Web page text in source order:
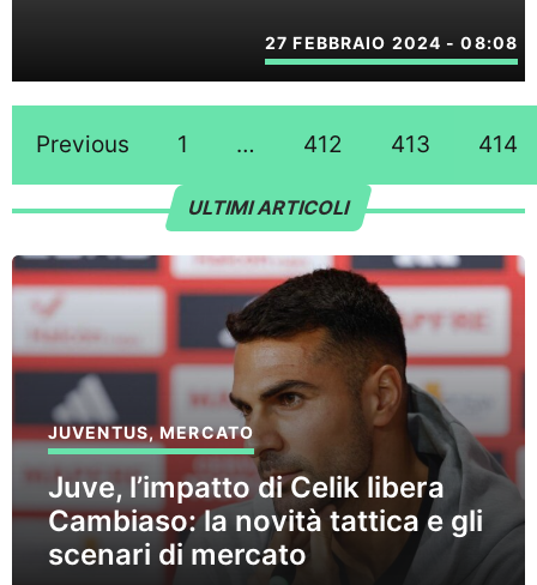
27 FEBBRAIO 2024 - 08:08
Previous 1 … 412 413 414
ULTIMI ARTICOLI
JUVENTUS,MERCATO
Juve, l’impatto di Celik libera
Cambiaso: la novità tattica e gli
scenari di mercato